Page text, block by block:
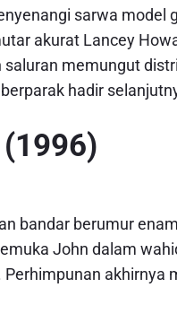
sarwa model
akurat Lancey
memungut
hadir
bandar berumur
John dalam
akhirnya